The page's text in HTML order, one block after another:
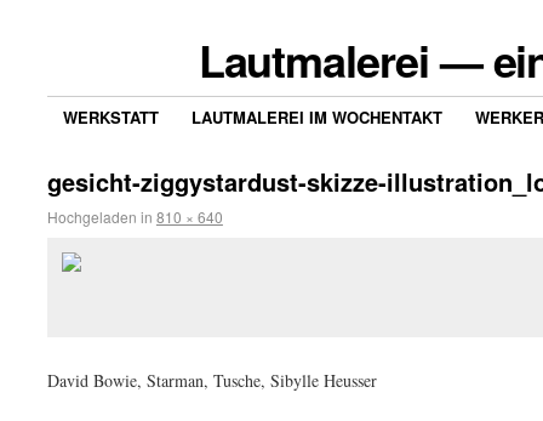
Lautmalerei —
WERKSTATT LAUTMALEREI IM WOCHENTAKT
gesicht-ziggystardust-skizze-
Hochgeladen in 810 × 640
David Bowie, Starman, Tusche, Sibylle Heusser